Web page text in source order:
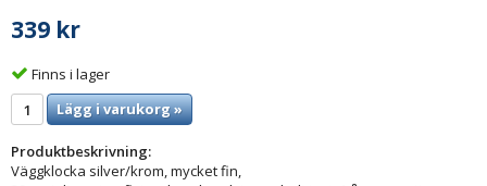
339 kr
Finns i lager
Lägg i varukorg »
Produktbeskrivning:
Väggklocka silver/krom, mycket fin,